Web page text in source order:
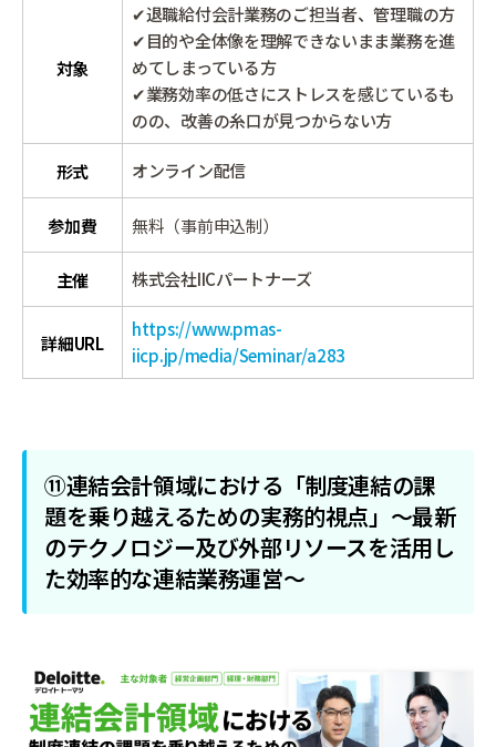
対象
✔退職給付会計業務のご担当者、管理職の方
✔目的や全体像を理解できないまま業務を進
めてしまっている方
✔業務効率の低さにストレスを感じているも
のの、改善の糸口が見つからない方
形式 オンライン配信
参加費 無料（事前申込制）
主催 株式会社IICパートナーズ
詳細URL
https://www.pmas-
iicp.jp/media/Seminar/a283
⑪連結会計領域における「制度連結の課
題を乗り越えるための実務的視点」～最新
のテクノロジー及び外部リソースを活用し
た効率的な連結業務運営～